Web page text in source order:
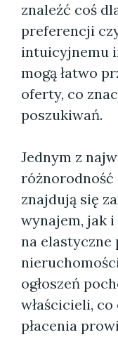
znaleźć coś
preferencji
intuicyjnemu
mogą łatwo
oferty, co
poszukiwań.
Jednym z
różnorodność
znajdują się
wynajem, jak
na elastyczne
ogłoszeń
właścicieli,
płacenia